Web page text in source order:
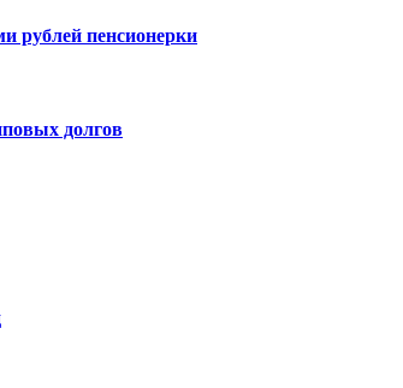
рублей пенсионерки
долгов